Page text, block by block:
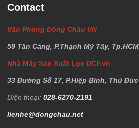
Contact
Văn Phòng Đông Châu VN
59 Tân Cảng, P.Thạnh Mỹ Tây, Tp.HCM
Nhà Máy Sản Xuất Lọc DCF.vn
33 Đường Số 17, P.Hiệp Bình, Thủ Đức
Điện thoại: 028-6270-2191
lienhe@dongchau.net